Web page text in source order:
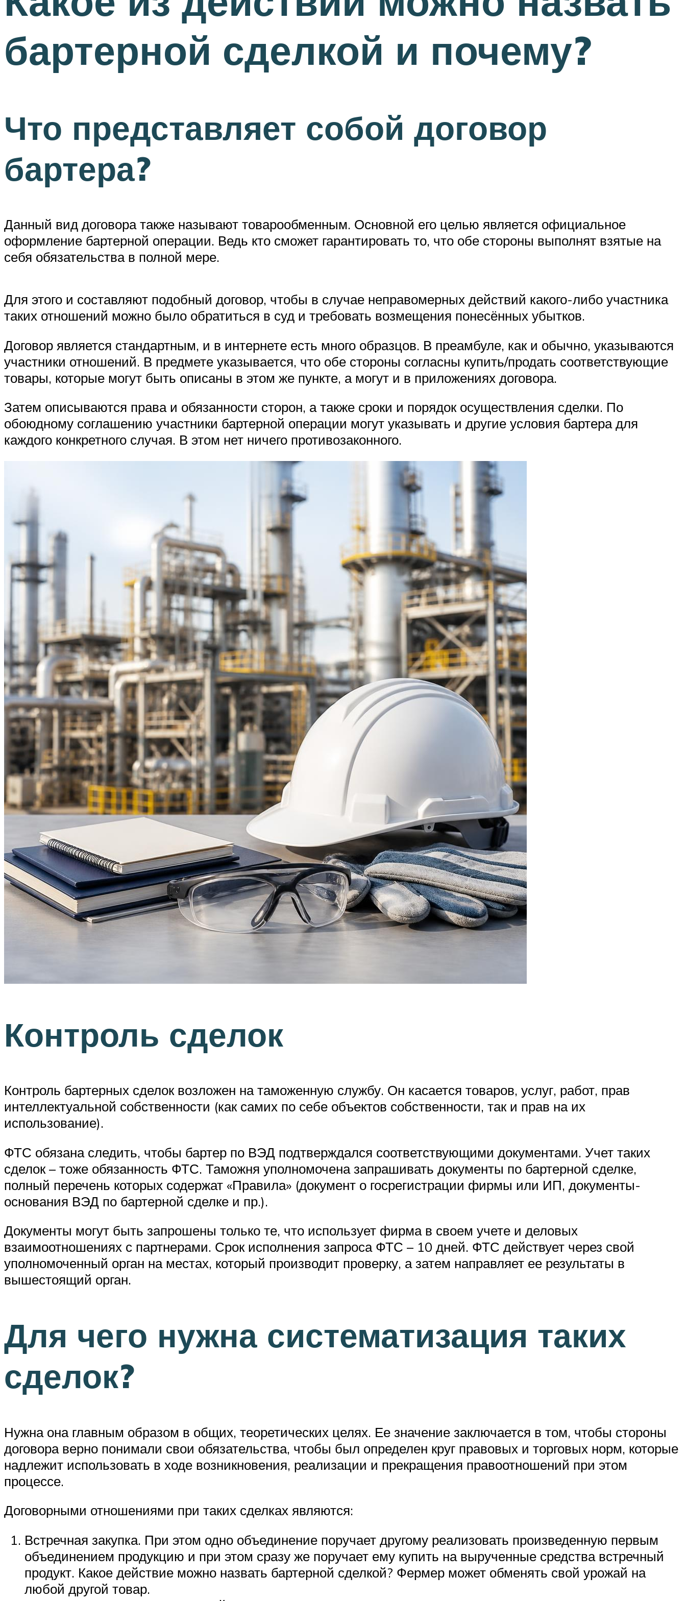
бартерной сделкой и почему?
Что представляет собой договор
бартера?
Данный вид договора также называют товарообменным. Основной его целью является официальное
оформление бартерной операции. Ведь кто сможет гарантировать то, что обе стороны выполнят взятые на
себя обязательства в полной мере.
Для этого и составляют подобный договор, чтобы в случае неправомерных действий какого-либо участника
таких отношений можно было обратиться в суд и требовать возмещения понесённых убытков.
Договор является стандартным, и в интернете есть много образцов. В преамбуле, как и обычно, указываются
участники отношений. В предмете указывается, что обе стороны согласны купить/продать соответствующие
товары, которые могут быть описаны в этом же пункте, а могут и в приложениях договора.
Затем описываются права и обязанности сторон, а также сроки и порядок осуществления сделки. По
обоюдному соглашению участники бартерной операции могут указывать и другие условия бартера для
каждого конкретного случая. В этом нет ничего противозаконного.
Контроль сделок
Контроль бартерных сделок возложен на таможенную службу. Он касается товаров, услуг, работ, прав
интеллектуальной собственности (как самих по себе объектов собственности, так и прав на их
использование).
ФТС обязана следить, чтобы бартер по ВЭД подтверждался соответствующими документами. Учет таких
сделок – тоже обязанность ФТС. Таможня уполномочена запрашивать документы по бартерной сделке,
полный перечень которых содержат «Правила» (документ о госрегистрации фирмы или ИП, документы-
основания ВЭД по бартерной сделке и пр.).
Документы могут быть запрошены только те, что использует фирма в своем учете и деловых
взаимоотношениях с партнерами. Срок исполнения запроса ФТС – 10 дней. ФТС действует через свой
уполномоченный орган на местах, который производит проверку, а затем направляет ее результаты в
вышестоящий орган.
Для чего нужна систематизация таких
сделок?
Нужна она главным образом в общих, теоретических целях. Ее значение заключается в том, чтобы стороны
договора верно понимали свои обязательства, чтобы был определен круг правовых и торговых норм, которые
надлежит использовать в ходе возникновения, реализации и прекращения правоотношений при этом
процессе.
Договорными отношениями при таких сделках являются:
Встречная закупка. При этом одно объединение поручает другому реализовать произведенную первым
объединением продукцию и при этом сразу же поручает ему купить на вырученные средства встречный
продукт. Какое действие можно назвать бартерной сделкой? Фермер может обменять свой урожай на
любой другой товар.